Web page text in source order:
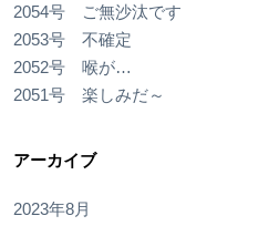
2054号 ご無沙汰です
2053号 不確定
2052号 喉が…
2051号 楽しみだ～
アーカイブ
2023年8月